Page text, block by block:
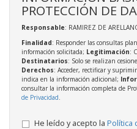
PROTECCIÓN DE
Responsable: RAMIREZ DE
Finalidad: Responder las consultas
información solicitada; Legitimación:
Destinatarios: Solo se realizan
Derechos: Acceder, rectificar y
indica en la información adicional;
consultar la información completa de
de Privacidad
He leído y acepto la Política